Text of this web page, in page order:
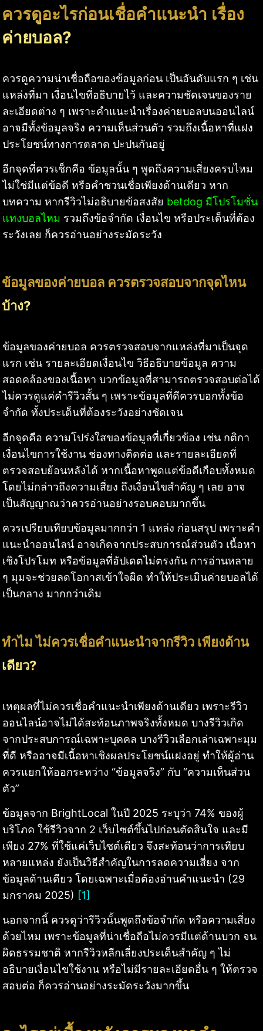
ควรดูอะไรก่อนเชื่อคำแนะนำ เรื่อง
ค่ายบอล?
ควรดูความน่าเชื่อถือของข้อมูลก่อน เป็นอันดับแรก ๆ เช่น
แหล่งที่มา เงื่อนไขที่อธิบายไว้ และความชัดเจนของราย
ละเอียดต่าง ๆ เพราะคำแนะนำเรื่องค่ายบอลบนออนไลน์
อาจมีทั้งข้อมูลจริง ความเห็นส่วนตัว รวมถึงเนื้อหาที่แฝง
ประโยชน์ทางการตลาด ปะปนกันอยู่
อีกจุดที่ควรเช็กคือ ข้อมูลนั้น ๆ พูดถึงความเสี่ยงครบไหม
ไม่ใช่มีแต่ข้อดี หรือคำชวนเชื่อเพียงด้านเดียว หาก
บทความ หากรีวิวไม่อธิบายข้อสงสัย betdog มีโปรโมชั่น
แทงบอลไหม รวมถึงข้อจำกัด เงื่อนไข หรือประเด็นที่ต้อง
ระวังเลย ก็ควรอ่านอย่างระมัดระวัง
ข้อมูลของค่ายบอล ควรตรวจสอบจากจุดไหน
บ้าง?
ข้อมูลของค่ายบอล ควรตรวจสอบจากแหล่งที่มาเป็นจุด
แรก เช่น รายละเอียดเงื่อนไข วิธีอธิบายข้อมูล ความ
สอดคล้องของเนื้อหา บวกข้อมูลที่สามารถตรวจสอบต่อได้
ไม่ควรดูแค่คำรีวิวสั้น ๆ เพราะข้อมูลที่ดีควรบอกทั้งข้อ
จำกัด ทั้งประเด็นที่ต้องระวังอย่างชัดเจน
อีกจุดคือ ความโปร่งใสของข้อมูลที่เกี่ยวข้อง เช่น กติกา
เงื่อนไขการใช้งาน ช่องทางติดต่อ และรายละเอียดที่
ตรวจสอบย้อนหลังได้ หากเนื้อหาพูดแต่ข้อดีเกือบทั้งหมด
โดยไม่กล่าวถึงความเสี่ยง ถึงเงื่อนไขสำคัญ ๆ เลย อาจ
เป็นสัญญาณว่าควรอ่านอย่างรอบคอบมากขึ้น
ควรเปรียบเทียบข้อมูลมากกว่า 1 แหล่ง ก่อนสรุป เพราะคำ
แนะนำออนไลน์ อาจเกิดจากประสบการณ์ส่วนตัว เนื้อหา
เชิงโปรโมท หรือข้อมูลที่อัปเดตไม่ตรงกัน การอ่านหลาย
ๆ มุมจะช่วยลดโอกาสเข้าใจผิด ทำให้ประเมินค่ายบอลได้
เป็นกลาง มากกว่าเดิม
ทำไม ไม่ควรเชื่อคำแนะนำจากรีวิว เพียงด้าน
เดียว?
เหตุผลที่ไม่ควรเชื่อคำแนะนำเพียงด้านเดียว เพราะรีวิว
ออนไลน์อาจไม่ได้สะท้อนภาพจริงทั้งหมด บางรีวิวเกิด
จากประสบการณ์เฉพาะบุคคล บางรีวิวเลือกเล่าเฉพาะมุม
ที่ดี หรืออาจมีเนื้อหาเชิงผลประโยชน์แฝงอยู่ ทำให้ผู้อ่าน
ควรแยกให้ออกระหว่าง “ข้อมูลจริง” กับ “ความเห็นส่วน
ตัว”
ข้อมูลจาก BrightLocal ในปี 2025 ระบุว่า 74% ของผู้
บริโภค ใช้รีวิวจาก 2 เว็บไซต์ขึ้นไปก่อนตัดสินใจ และมี
เพียง 27% ที่ใช้แค่เว็บไซต์เดียว จึงสะท้อนว่าการเทียบ
หลายแหล่ง ยังเป็นวิธีสำคัญในการลดความเสี่ยง จาก
ข้อมูลด้านเดียว โดยเฉพาะเมื่อต้องอ่านคำแนะนำ (29
มกราคม 2025) [1]
นอกจากนี้ ควรดูว่ารีวิวนั้นพูดถึงข้อจำกัด หรือความเสี่ยง
ด้วยไหม เพราะข้อมูลที่น่าเชื่อถือไม่ควรมีแต่ด้านบวก จน
ผิดธรรมชาติ หากรีวิวหลีกเลี่ยงประเด็นสำคัญ ๆ ไม่
อธิบายเงื่อนไขใช้งาน หรือไม่มีรายละเอียดอื่น ๆ ให้ตรวจ
สอบต่อ ก็ควรอ่านอย่างระมัดระวังมากขึ้น